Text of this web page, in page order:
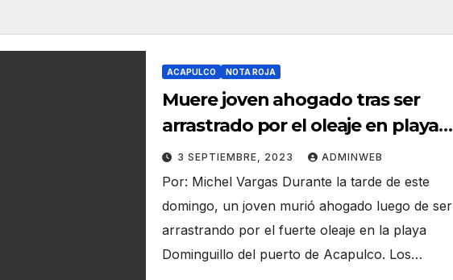
ACAPULCO NOTA ROJA
Muere joven ahogado tras ser
arrastrado por el oleaje en playa
Dominguillo de Acapulco
3 SEPTIEMBRE, 2023 ADMINWEB
Por: Michel Vargas Durante la tarde de este
domingo, un joven murió ahogado luego de ser
arrastrando por el fuerte oleaje en la playa
Dominguillo del puerto de Acapulco. Los…